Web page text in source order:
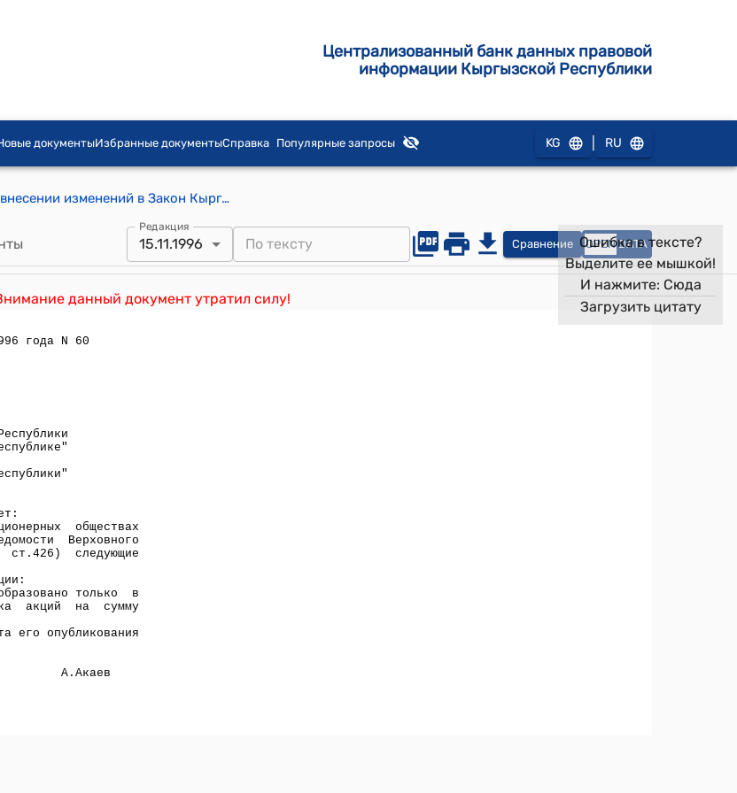
Централизованный банк данных правовой
информации Кыргызской Республики
документыИзбранные документыСправка Популярные запросы KG RU
Закон КР от от 28 мая 1994 года N 1563-XII " О внесении изменений в Закон Кыргызской Республики "Об акционерных обществах в Кыргызской Республике"
Редакция
15.11.1996 Сравнение OPEN DATA
данный документ утратил силу!
Ошибка в тексте?
Выделите ее мышкой!
И нажмите: Сюда
Загрузить цитату